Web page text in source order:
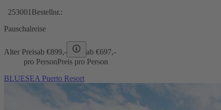
253001 Bestellnr.:
Pauschalreise
Alter Preisab €899,- ab €697,-
pro PersonPreis pro Person
BLUESEA Puerto Resort